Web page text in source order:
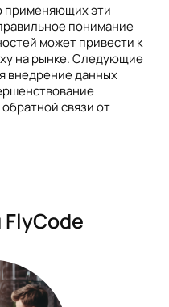
применяющих эти
понимание
может привести к
на рынке. Следующие
внедрение данных
связи от